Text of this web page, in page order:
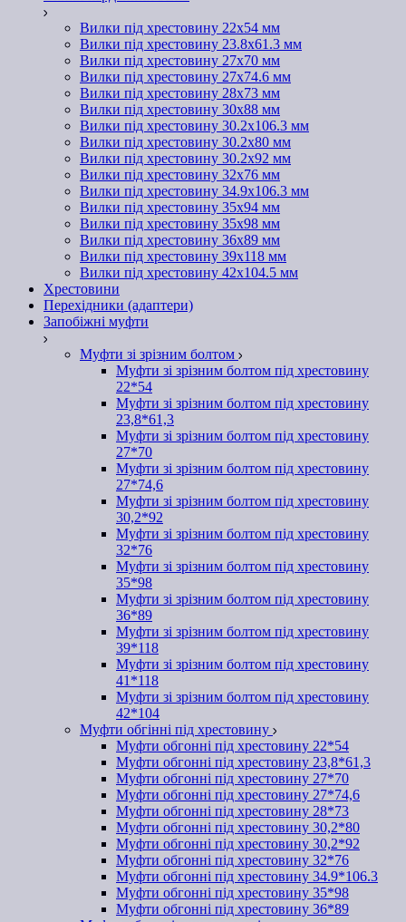
Вилки під хрестовину 22х54 мм
Вилки під хрестовину 23.8х61.3 мм
Вилки під хрестовину 27х70 мм
Вилки під хрестовину 27х74.6 мм
Вилки під хрестовину 28х73 мм
Вилки під хрестовину 30х88 мм
Вилки під хрестовину 30.2х106.3 мм
Вилки під хрестовину 30.2х80 мм
Вилки під хрестовину 30.2х92 мм
Вилки під хрестовину 32х76 мм
Вилки під хрестовину 34.9х106.3 мм
Вилки під хрестовину 35х94 мм
Вилки під хрестовину 35х98 мм
Вилки під хрестовину 36х89 мм
Вилки під хрестовину 39х118 мм
Вилки під хрестовину 42х104.5 мм
Хрестовини
Перехідники (адаптери)
Запобіжні муфти
Муфти зі зрізним болтом
Муфти зі зрізним болтом під хрестовину
22*54
Муфти зі зрізним болтом під хрестовину
23,8*61,3
Муфти зі зрізним болтом під хрестовину
27*70
Муфти зі зрізним болтом під хрестовину
27*74,6
Муфти зі зрізним болтом під хрестовину
30,2*92
Муфти зі зрізним болтом під хрестовину
32*76
Муфти зі зрізним болтом під хрестовину
35*98
Муфти зі зрізним болтом під хрестовину
36*89
Муфти зі зрізним болтом під хрестовину
39*118
Муфти зі зрізним болтом під хрестовину
41*118
Муфти зі зрізним болтом під хрестовину
42*104
Муфти обгінні під хрестовину
Муфти обгонні під хрестовину 22*54
Муфти обгонні під хрестовину 23,8*61,3
Муфти обгонні під хрестовину 27*70
Муфти обгонні під хрестовину 27*74,6
Муфти обгонні під хрестовину 28*73
Муфти обгонні під хрестовину 30,2*80
Муфти обгонні під хрестовину 30,2*92
Муфти обгонні під хрестовину 32*76
Муфти обгонні під хрестовину 34.9*106.3
Муфти обгонні під хрестовину 35*98
Муфти обгонні під хрестовину 36*89